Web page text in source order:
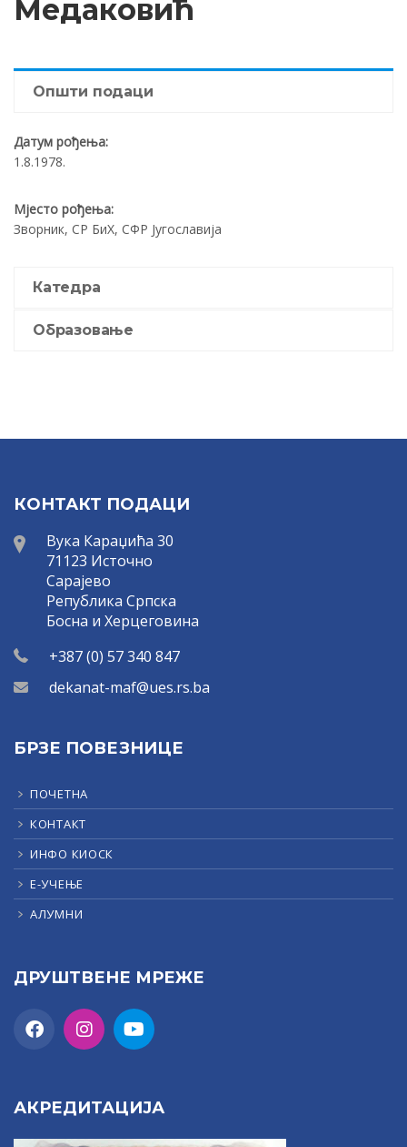
Медаковић
Општи подаци
Датум рођења:
1.8.1978.
Мјесто рођења:
Зворник, СР БиХ, СФР Југославија
Катедра
Образовање
КОНТАКТ ПОДАЦИ
Вука Караџића 30
71123 Источно
Сарајево
Република Српска
Босна и Херцеговина
+387 (0) 57 340 847
dekanat-maf@ues.rs.ba
БРЗЕ ПОВЕЗНИЦЕ
ПОЧЕТНА
КОНТАКТ
ИНФО КИОСК
Е-УЧЕЊЕ
АЛУМНИ
ДРУШТВЕНЕ МРЕЖЕ
АКРЕДИТАЦИЈА